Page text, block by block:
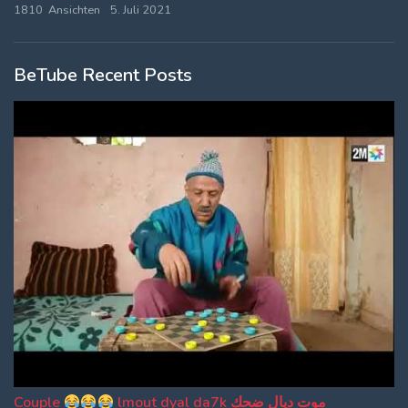
1810 Ansichten
5. Juli 2021
BeTube Recent Posts
Couple lmout dyal da7k موت ديال ضحك